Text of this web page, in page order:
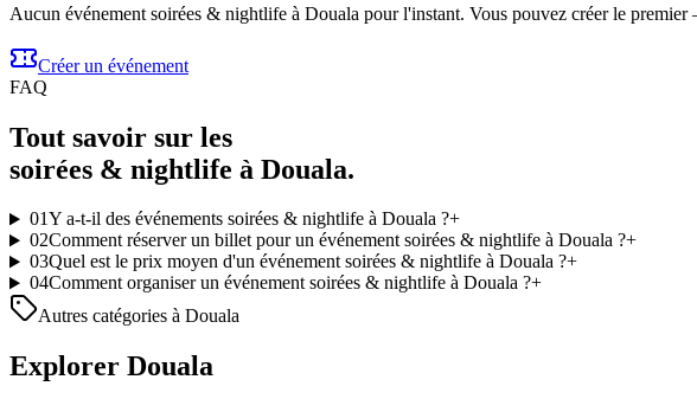
Aucun événement soirées & nightlife à Douala pour l'instant. Vous pouvez créer le
Créer un événement
FAQ
Tout savoir sur les
soirées & nightlife à Douala.
01Y a-t-il des événements soirées & nightlife à Douala ?+
02Comment réserver un billet pour un événement soirées & nightlife à Douala ?+
03Quel est le prix moyen d'un événement soirées & nightlife à Douala ?+
04Comment organiser un événement soirées & nightlife à Douala ?+
Autres catégories à Douala
Explorer Douala